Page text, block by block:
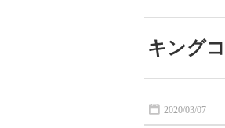
キング
2020/03/07